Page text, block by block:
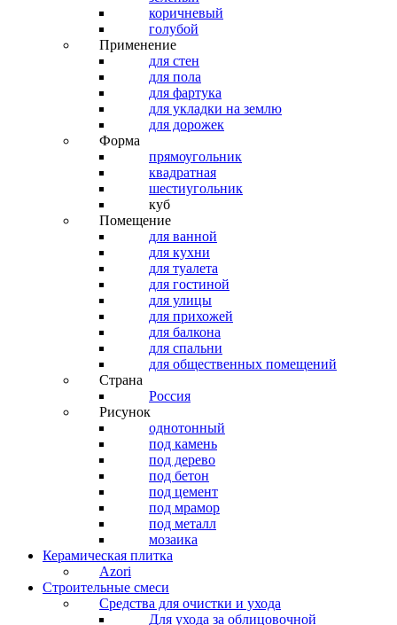
коричневый
голубой
Применение
для стен
для пола
для фартука
для укладки на землю
для дорожек
Форма
прямоугольник
квадратная
шестиугольник
куб
Помещение
для ванной
для кухни
для туалета
для гостиной
для улицы
для прихожей
для балкона
для спальни
для общественных помещений
Страна
Россия
Рисунок
однотонный
под камень
под дерево
под бетон
под цемент
под мрамор
под металл
мозаика
Керамическая плитка
Azori
Строительные смеси
Средства для очистки и ухода
Для ухода за облицовочной